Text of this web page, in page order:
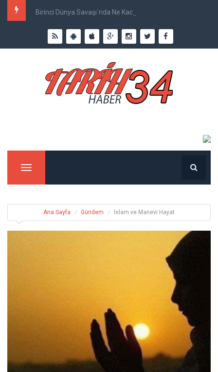
Birinci Dünya Savaşı`nda Ne Kadar İnsan Öldü?
Menu
Ana Sayfa Gündem İslam ve Manevi Hayat